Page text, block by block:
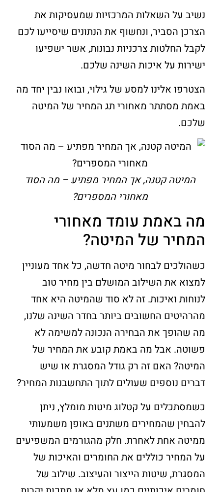
נשיב על השאלות המרכזיות שמעסיקות את
הצרכן הסביר, ונחשוף את הנתונים שיסייעו לכם
לקבל החלטות צרכניות נבונות, אשר ישפיעו
ישירות על איכות השינה שלכם.
הצטרפו אלינו למסע של גילוי, ובואו נבין יחד מה
באמת מסתתר מאחורי תג המחיר של המיטה
שלכם.
המיטה קטנה, אך המחיר מפתיע – מה הסוד
מאחורי המספרים?
מה באמת עומד מאחורי
המחיר של המיטה?
כשהולכים לבחור מיטה חדשה, כל אחד מעוניין
למצוא את השילוב המושלם בין מחיר טוב
לנוחות ואיכות. זה לא סוד שהמיטה היא אחד
מהרהיטים החשובים ביותר בחדר השינה שלנו,
מה שהופך את הבחירה הנכונה למשימה לא
פשוטה. אבל מה באמת קובע את המחיר של
המיטה? האם זה רק גודל המסגרת או שיש
דברים נוספים שעולים לתוך התחשבנות המחיר?
כשמסתכלים על קטלוג מיטות מומלץ, ניתן
להבחין שהמחירים משתנים באופן משמעותי
ממיטה אחת לאחרת. חלק מהגורמים המשפיעים
על המחיר כוללים את החומרים והאיכות של
המסגרת, שיטות הייצור והעיצוב. שילוב של